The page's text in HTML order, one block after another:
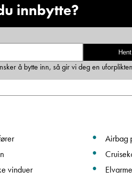
kontakt
innbytte?
å bytte inn, så gir vi deg en
Airbag
vinduer
Elvarme